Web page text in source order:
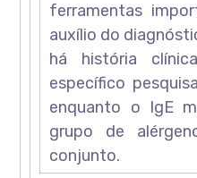
ferramentas
auxílio do
há história
específico
enquanto o IgE
grupo de
conjunto.